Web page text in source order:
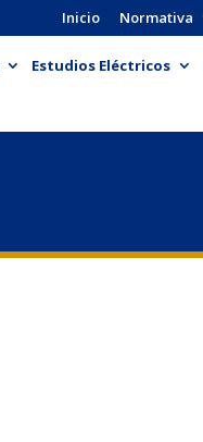
Inicio Normativa
Estudios Eléctricos